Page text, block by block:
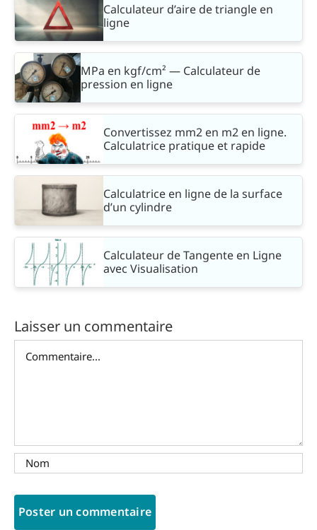
Calculateur d’aire de triangle en
ligne
MPa en kgf/cm² — Calculateur de
pression en ligne
Convertissez mm2 en m2 en ligne.
Calculatrice pratique et rapide
Calculatrice en ligne de la surface
d’un cylindre
Calculateur de Tangente en Ligne
avec Visualisation
Laisser un commentaire